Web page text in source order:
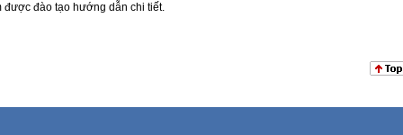
được đào tạo hướng dẫn chi tiết.